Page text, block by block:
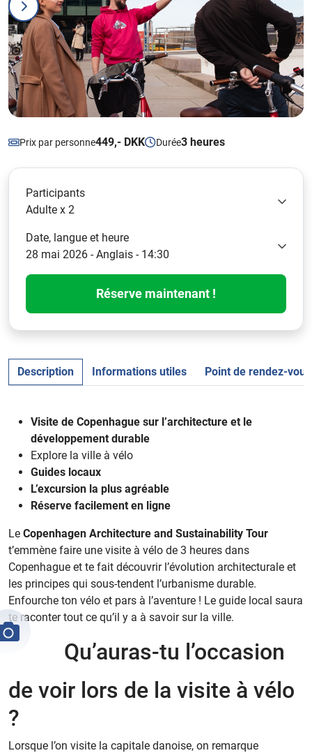
Prix par personne449,- DKK Durée3 heures
Participants
Adulte x 2
Date, langue et heure
28 mai 2026 - Anglais - 14:30
Réserve maintenant !
Description Informations utiles Point de rendez-vous
Visite de Copenhague sur l’architecture et le
développement durable
Explore la ville à vélo
Guides locaux
L’excursion la plus agréable
Réserve facilement en ligne
Le Copenhagen Architecture and Sustainability Tour
t’emmène faire une visite à vélo de 3 heures dans
Copenhague et te fait découvrir l’évolution architecturale et
les principes qui sous-tendent l’urbanisme durable.
Enfourche ton vélo et pars à l’aventure ! Le guide local saura
te raconter tout ce qu’il y a à savoir sur la ville.
Qu’auras-tu l’occasion
de voir lors de la visite à vélo
?
Lorsque l’on visite la capitale danoise, on remarque